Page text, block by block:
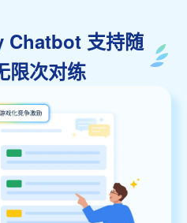
Chatbot 支持随
限次对练